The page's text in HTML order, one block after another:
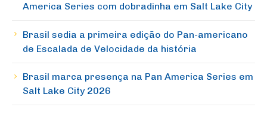
America Series com dobradinha em Salt Lake City
Brasil sedia a primeira edição do Pan-americano
de Escalada de Velocidade da história
Brasil marca presença na Pan America Series em
Salt Lake City 2026